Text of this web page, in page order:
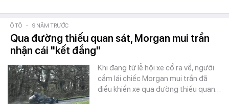
Ô TÔ - 9 NĂM TRƯỚC
Qua đường thiếu quan sát, Morgan mui trần
nhận cái "kết đắng"
Khi đang từ lễ hội xe cổ ra về, người
cầm lái chiếc Morgan mui trần đã
điều khiển xe qua đường thiếu quan…